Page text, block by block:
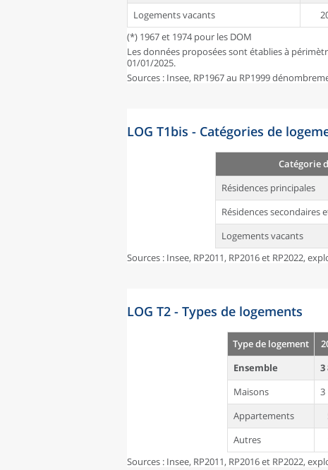
Logements vacants
(*) 1967 et 1974 pour les DOM
Les données proposées sont établies à
01/01/2025.
Sources : Insee, RP1967 au RP1999
LOG T1bis - Catégories de
Catégorie
Résidences principales
Résidences secondaires
Logements vacants
Sources : Insee, RP2011, RP2016 et RP2022,
LOG T2 - Types de logements
Type de logement
Ensemble
3
Maisons
3
Appartements
Autres
Sources : Insee, RP2011, RP2016 et RP2022,